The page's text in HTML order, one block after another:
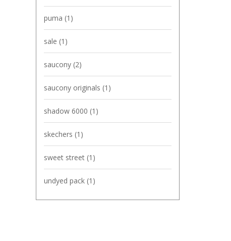
puma (1)
sale (1)
saucony (2)
saucony originals (1)
shadow 6000 (1)
skechers (1)
sweet street (1)
undyed pack (1)